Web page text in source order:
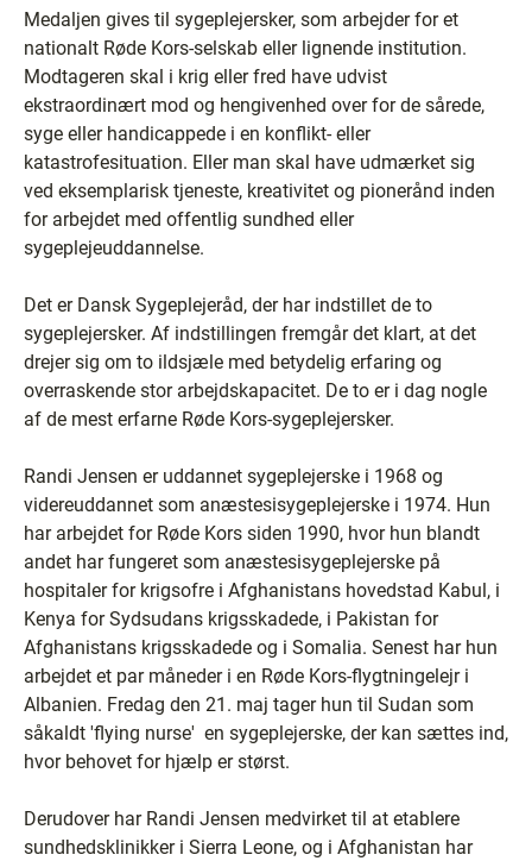
Medaljen gives til sygeplejersker, som arbejder for et
nationalt Røde Kors-selskab eller lignende institution.
Modtageren skal i krig eller fred have udvist
ekstraordinært mod og hengivenhed over for de sårede,
syge eller handicappede i en konflikt- eller
katastrofesituation. Eller man skal have udmærket sig
ved eksemplarisk tjeneste, kreativitet og pionerånd inden
for arbejdet med offentlig sundhed eller
sygeplejeuddannelse.
Det er Dansk Sygeplejeråd, der har indstillet de to
sygeplejersker. Af indstillingen fremgår det klart, at det
drejer sig om to ildsjæle med betydelig erfaring og
overraskende stor arbejdskapacitet. De to er i dag nogle
af de mest erfarne Røde Kors-sygeplejersker.
Randi Jensen er uddannet sygeplejerske i 1968 og
videreuddannet som anæstesisygeplejerske i 1974. Hun
har arbejdet for Røde Kors siden 1990, hvor hun blandt
andet har fungeret som anæstesisygeplejerske på
hospitaler for krigsofre i Afghanistans hovedstad Kabul, i
Kenya for Sydsudans krigsskadede, i Pakistan for
Afghanistans krigsskadede og i Somalia. Senest har hun
arbejdet et par måneder i en Røde Kors-flygtningelejr i
Albanien. Fredag den 21. maj tager hun til Sudan som
såkaldt 'flying nurse' ­ en sygeplejerske, der kan sættes ind,
hvor behovet for hjælp er størst.
Derudover har Randi Jensen medvirket til at etablere
sundhedsklinikker i Sierra Leone, og i Afghanistan har